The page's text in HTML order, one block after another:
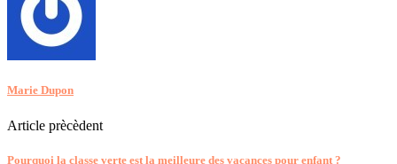
Marie Dupon
Article prècèdent
Pourquoi la classe verte est la meilleure des vacances pour enfant ?